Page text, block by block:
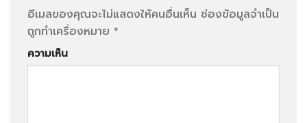
อีเมลของคุณจะไม่แสดงให้คนอื่นเห็น ช่องข้อมูลจำเป็น
ถูกทำเครื่องหมาย *
ความเห็น